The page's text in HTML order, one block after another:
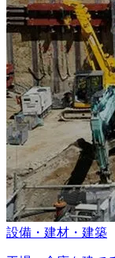
設備・建材・建築